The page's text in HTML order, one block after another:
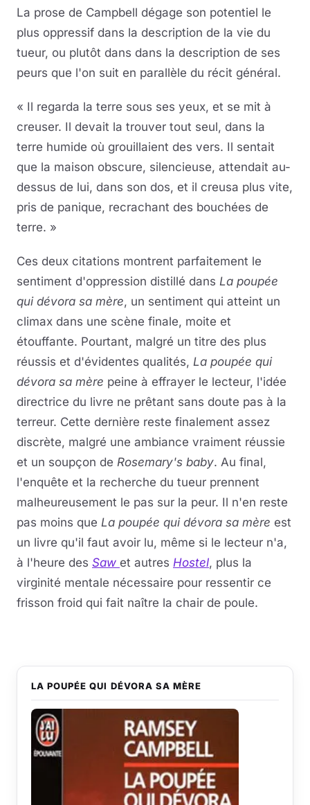
La prose de Campbell dégage son potentiel le
plus oppressif dans la description de la vie du
tueur, ou plutôt dans dans la description de ses
peurs que l'on suit en parallèle du récit général.
« Il regarda la terre sous ses yeux, et se mit à
creuser. Il devait la trouver tout seul, dans la
terre humide où grouillaient des vers. Il sentait
que la maison obscure, silencieuse, attendait au-
dessus de lui, dans son dos, et il creusa plus vite,
pris de panique, recrachant des bouchées de
terre. »
Ces deux citations montrent parfaitement le
sentiment d'oppression distillé dans La poupée
qui dévora sa mère, un sentiment qui atteint un
climax dans une scène finale, moite et
étouffante. Pourtant, malgré un titre des plus
réussis et d'évidentes qualités, La poupée qui
dévora sa mère peine à effrayer le lecteur, l'idée
directrice du livre ne prêtant sans doute pas à la
terreur. Cette dernière reste finalement assez
discrète, malgré une ambiance vraiment réussie
et un soupçon de Rosemary's baby. Au final,
l'enquête et la recherche du tueur prennent
malheureusement le pas sur la peur. Il n'en reste
pas moins que La poupée qui dévora sa mère est
un livre qu'il faut avoir lu, même si le lecteur n'a,
à l'heure des Saw et autres Hostel, plus la
virginité mentale nécessaire pour ressentir ce
frisson froid qui fait naître la chair de poule.
LA POUPÉE QUI DÉVORA SA MÈRE